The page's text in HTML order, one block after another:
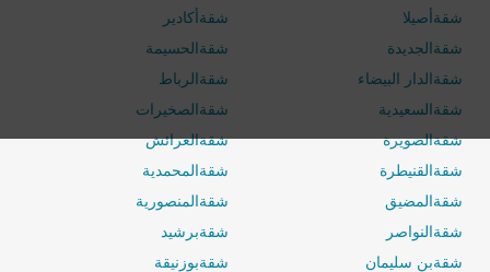
0 / 500
شقةأصيلا
شقةأكادير
شقةالجديدة
شقةالحسيمة
شقةالدار البيضاء
شقةالرباط
شقةالسعيدية
شقةالصخيرات
شقةالصويرة
شقةالعرائش
شقةالقنيطرة
شقةالمحمدية
شقةالمضيق
شقةالمنصورية
شقةالنواصر
شقةبرشيد
شقةبن سليمان
شقةبوزنيقة